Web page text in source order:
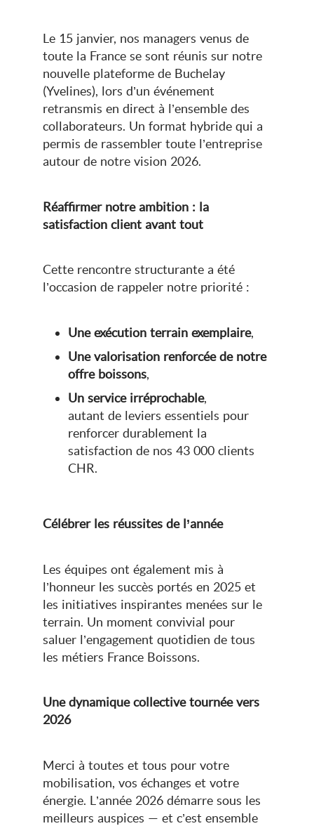
Le 15 janvier, nos managers venus de
toute la France se sont réunis sur notre
nouvelle plateforme de Buchelay
(Yvelines), lors d’un événement
retransmis en direct à l’ensemble des
collaborateurs. Un format hybride qui a
permis de rassembler toute l’entreprise
autour de notre vision 2026.
Réaffirmer notre ambition : la
satisfaction client avant tout
Cette rencontre structurante a été
l’occasion de rappeler notre priorité :
Une exécution terrain exemplaire,
Une valorisation renforcée de notre
offre boissons,
Un service irréprochable,
autant de leviers essentiels pour
renforcer durablement la
satisfaction de nos 43 000 clients
CHR.
Célébrer les réussites de l’année
Les équipes ont également mis à
l’honneur les succès portés en 2025 et
les initiatives inspirantes menées sur le
terrain. Un moment convivial pour
saluer l’engagement quotidien de tous
les métiers France Boissons.
Une dynamique collective tournée vers
2026
Merci à toutes et tous pour votre
mobilisation, vos échanges et votre
énergie. L’année 2026 démarre sous les
meilleurs auspices — et c’est ensemble